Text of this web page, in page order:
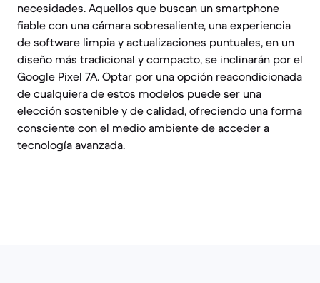
necesidades. Aquellos que buscan un smartphone
fiable con una cámara sobresaliente, una experiencia
de software limpia y actualizaciones puntuales, en un
diseño más tradicional y compacto, se inclinarán por el
Google Pixel 7A. Optar por una opción reacondicionada
de cualquiera de estos modelos puede ser una
elección sostenible y de calidad, ofreciendo una forma
consciente con el medio ambiente de acceder a
tecnología avanzada.